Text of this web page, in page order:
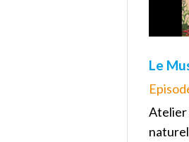
Le
Atelier
naturel